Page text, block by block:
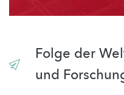
Folge der
und